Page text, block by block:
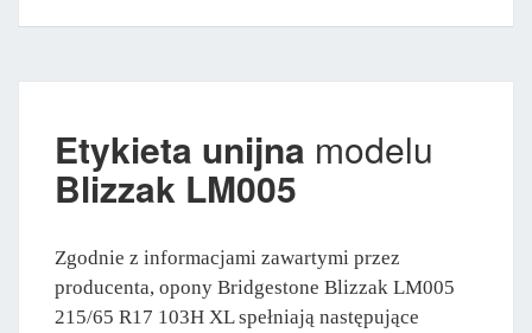
Etykieta unijna modelu
Blizzak LM005
Zgodnie z informacjami zawartymi przez
producenta, opony Bridgestone Blizzak LM005
215/65 R17 103H XL spełniają następujące